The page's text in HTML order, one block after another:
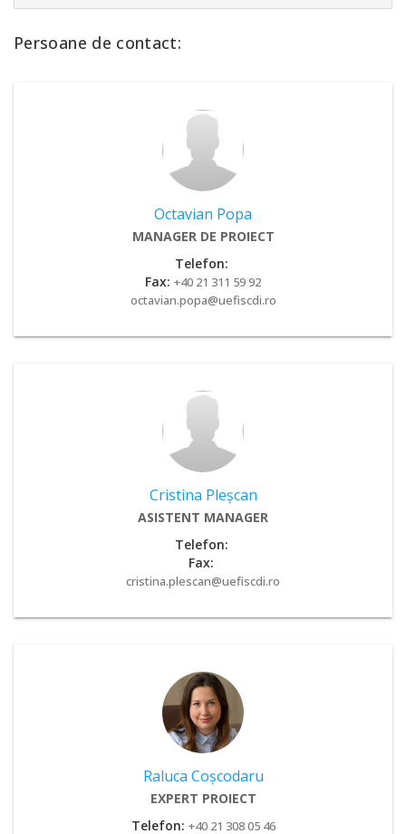
Persoane de contact:
Octavian Popa
MANAGER DE PROIECT
Telefon:
Fax: +40 21 311 59 92
octavian.popa@uefiscdi.ro
Cristina Pleșcan
ASISTENT MANAGER
Telefon:
Fax:
cristina.plescan@uefiscdi.ro
Raluca Coșcodaru
EXPERT PROIECT
Telefon: +40 21 308 05 46